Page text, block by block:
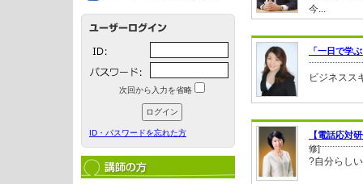
次回から入力を省略
ID・パスワードを忘れた方
今...
「一日で学
ビジネスス
【電話応対
修]
?自分らし